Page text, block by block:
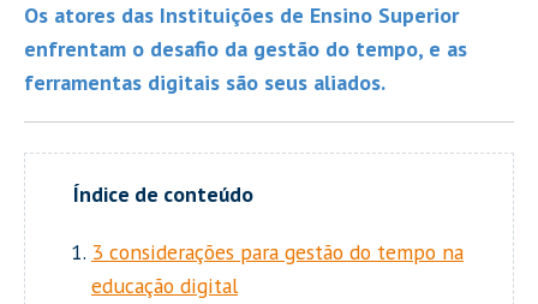
Os atores das Instituições de Ensino Superior
enfrentam o desafio da gestão do tempo, e as
ferramentas digitais são seus aliados.
3 considerações para gestão do tempo na
educação digital